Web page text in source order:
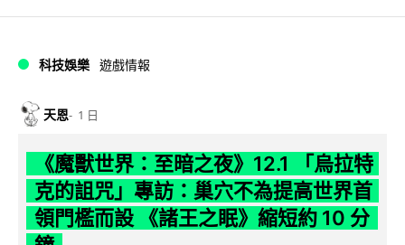
科技娛樂 遊戲情報
天恩 1 日
《魔獸世界：至暗之夜》12.1 「烏拉特
克的詛咒」專訪：巢穴不為提高世界首
領門檻而設 《諸王之眠》縮短約 10 分